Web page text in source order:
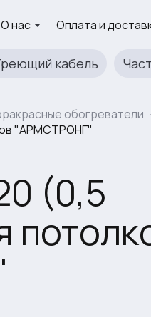
О нас Оплата и
кабель
обогреватели
"АРМСТРОНГ"
(0,5